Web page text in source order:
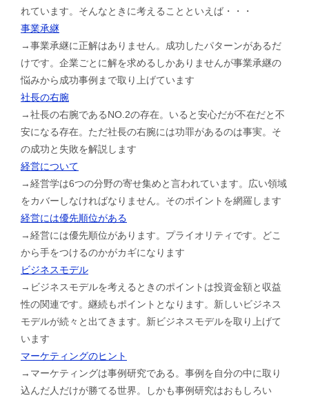
れています。そんなときに考えることといえば・・・
事業承継
→事業承継に正解はありません。成功したパターンがあるだ
けです。企業ごとに解を求めるしかありませんが事業承継の
悩みから成功事例まで取り上げています
社長の右腕
→社長の右腕であるNO.2の存在。いると安心だが不在だと不
安になる存在。ただ社長の右腕には功罪があるのは事実。そ
の成功と失敗を解説します
経営について
→経営学は6つの分野の寄せ集めと言われています。広い領域
をカバーしなければなりません。そのポイントを網羅します
経営には優先順位がある
→経営には優先順位があります。プライオリティです。どこ
から手をつけるのかがカギになります
ビジネスモデル
→ビジネスモデルを考えるときのポイントは投資金額と収益
性の関連です。継続もポイントとなります。新しいビジネス
モデルが続々と出てきます。新ビジネスモデルを取り上げて
います
マーケティングのヒント
→マーケティングは事例研究である。事例を自分の中に取り
込んだ人だけが勝てる世界。しかも事例研究はおもしろい